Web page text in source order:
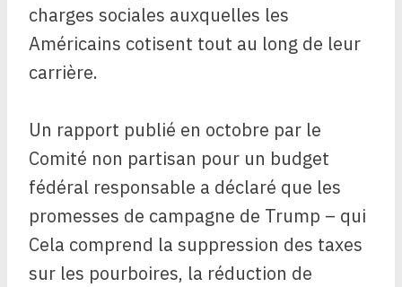
charges sociales auxquelles les
Américains cotisent tout au long de leur
carrière.
Un rapport publié en octobre par le
Comité non partisan pour un budget
fédéral responsable a déclaré que les
promesses de campagne de Trump – qui
Cela comprend la suppression des taxes
sur les pourboires, la réduction de